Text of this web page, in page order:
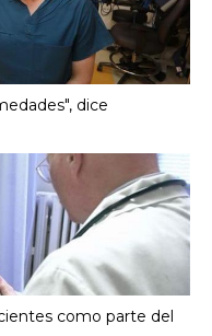
dice
como parte del